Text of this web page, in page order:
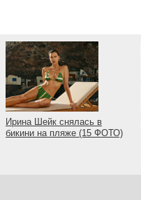
Ирина Шейк снялась в
бикини на пляже (15 ФОТО)